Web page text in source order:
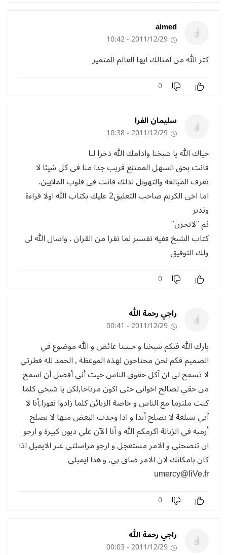
aimed
2011/12/29 - 10:42
كثر الله من امثالك ايها العالم المتميز
0
سليمان الفرا
2011/12/29 - 10:38
حياك الله يا شيخنا وادامك الله ذخرا لنا
فانت بحق السهل الممتنع قريب جدا منا فى كل شيئا لا
تعرف المبالغة والتهويل لذلك فانت فى قلوب الملايين.
اما اخى الكريم صاحب التعليق2 عليك بكتاب الله اولا قراءة
وتدبر
ثم "لاتحزن"
كتاب الشيخ ففيه تفسير لما تقرا من القران . واسال الله لى
ولك التوفيق
0
راجي رحمة الله
2011/12/29 - 00:41
بارك الله فيكم شيخنا و حبيبنا عائض و الله موضوع في
الصميم فكم نحن محتاجون لهذه الموعظة , الحمد لله فطرتي
لا تسمح لي ان آكل حقوق الناس حيث أني أفضل أن اسمح
من حقي لصالح اخواني حتى اكون مرتاحا,لكن يا شيخي كلما
كنت ملتزما مع الناس و خاصة الزبائن كلما زادوا نفورا,أنا لا
آتي بسلعة لا تصلح أبدا و اذا وجدت البعض منها لا يصلح
أرميه في الزبالة اكرمكم الله و أنا الآن علي ديون كبيرة و ارجو
ان تنصحني و الامر مستعجل و ارجو مراسلتي عبر الايميل اذا
كان بامكانك لان الامر ضاق بي, و هذا ايميلي
umercy@liVe.fr
0
راجي رحمة الله
2011/12/29 - 00:03